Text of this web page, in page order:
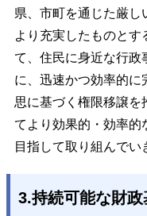
県、市町を通じた厳し
より充実したものと
て、住民に身近な行政
に、迅速かつ効率的に
思に基づく権限移譲を
てより効果的・効率的
目指して取り組んでい
3.持続可能な財